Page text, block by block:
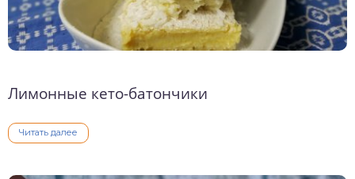
Лимонные кето-батончики
Читать далее